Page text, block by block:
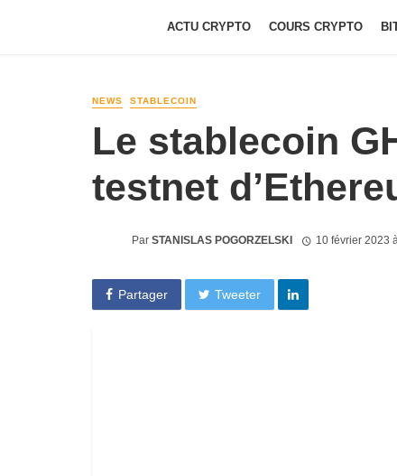
ACTU CRYPTO COURS CRYPTO
NEWS STABLECOIN
Le stablecoin
testnet
Par STANISLAS POGORZELSKI 10 février 2023
Partager Tweeter